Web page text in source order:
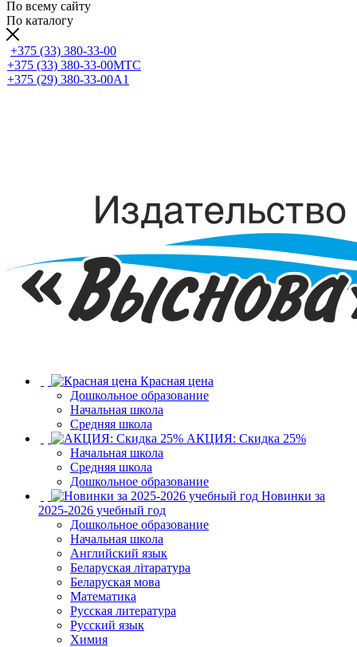
По всему сайту
По каталогу
+375 (33) 380-33-00
+375 (33) 380-33-00МТС
+375 (29) 380-33-00А1
Красная цена
Дошкольное образование
Начальная школа
Средняя школа
АКЦИЯ: Скидка 25%
Начальная школа
Средняя школа
Дошкольное образование
Новинки за
2025-2026 учебный год
Дошкольное образование
Начальная школа
Английский язык
Беларуская літаратура
Беларуская мова
Математика
Русская литература
Русский язык
Химия